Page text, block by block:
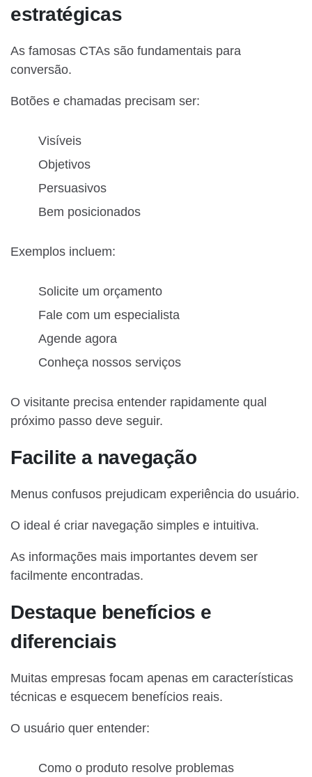
estratégicas
As famosas CTAs são fundamentais para
conversão.
Botões e chamadas precisam ser:
Visíveis
Objetivos
Persuasivos
Bem posicionados
Exemplos incluem:
Solicite um orçamento
Fale com um especialista
Agende agora
Conheça nossos serviços
O visitante precisa entender rapidamente qual
próximo passo deve seguir.
Facilite a navegação
Menus confusos prejudicam experiência do usuário.
O ideal é criar navegação simples e intuitiva.
As informações mais importantes devem ser
facilmente encontradas.
Destaque benefícios e
diferenciais
Muitas empresas focam apenas em características
técnicas e esquecem benefícios reais.
O usuário quer entender:
Como o produto resolve problemas